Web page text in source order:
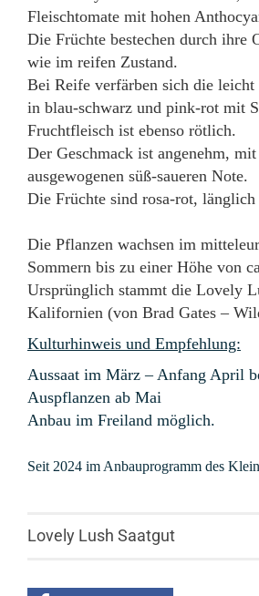
Fleischtomate mit hohen
Die Früchte bestechen durch ihre
wie im reifen Zustand.
Bei Reife verfärben sich die leicht
in blau-schwarz und pink-rot mit
Fruchtfleisch ist ebenso rötlich.
Der Geschmack ist angenehm,
ausgewogenen süß-saueren Note.
Die Früchte sind rosa-rot,
Die Pflanzen wachsen im
Sommern bis zu einer Höhe von
Ursprünglich stammt die Lovely
Kalifornien (von Brad Gates –
Kulturhinweis und Empfehlung:
Aussaat im März – Anfang April
Auspflanzen ab Mai
Anbau im Freiland möglich.
Seit 2024 im Anbauprogramm des
Lovely Lush Saatgut